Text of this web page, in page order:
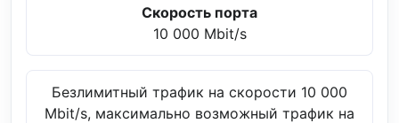
Скорость порта
10 000 Mbit/s
Безлимитный трафик на скорости 10 000
Mbit/s, максимально возможный трафик на